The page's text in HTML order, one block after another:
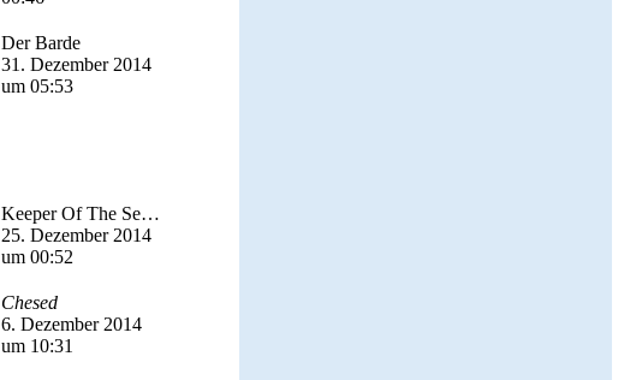
Der Barde
31. Dezember 2014
um 05:53
Keeper Of The Seven Keys
25. Dezember 2014
um 00:52
Chesed
6. Dezember 2014
um 10:31